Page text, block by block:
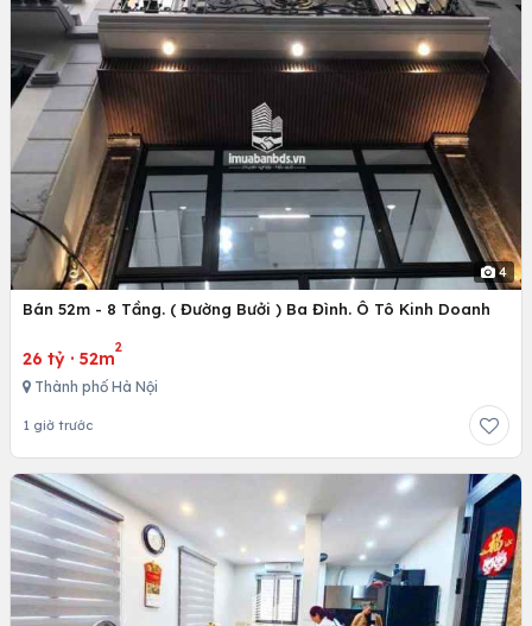
4
Bán 52m - 8 Tầng. ( Đường Bưởi ) Ba Đình. Ô Tô Kinh Doanh
26 tỷ · 52m
2
Thành phố Hà Nội
1 giờ trước